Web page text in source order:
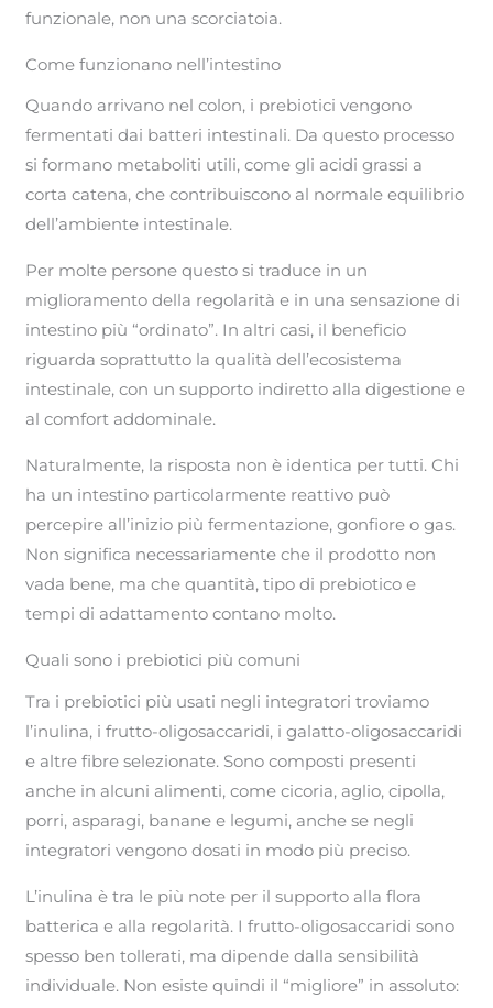
funzionale, non una scorciatoia.
Come funzionano nell’intestino
Quando arrivano nel colon, i prebiotici vengono
fermentati dai batteri intestinali. Da questo processo
si formano metaboliti utili, come gli acidi grassi a
corta catena, che contribuiscono al normale equilibrio
dell’ambiente intestinale.
Per molte persone questo si traduce in un
miglioramento della regolarità e in una sensazione di
intestino più “ordinato”. In altri casi, il beneficio
riguarda soprattutto la qualità dell’ecosistema
intestinale, con un supporto indiretto alla digestione e
al comfort addominale.
Naturalmente, la risposta non è identica per tutti. Chi
ha un intestino particolarmente reattivo può
percepire all’inizio più fermentazione, gonfiore o gas.
Non significa necessariamente che il prodotto non
vada bene, ma che quantità, tipo di prebiotico e
tempi di adattamento contano molto.
Quali sono i prebiotici più comuni
Tra i prebiotici più usati negli integratori troviamo
l’inulina, i frutto-oligosaccaridi, i galatto-oligosaccaridi
e altre fibre selezionate. Sono composti presenti
anche in alcuni alimenti, come cicoria, aglio, cipolla,
porri, asparagi, banane e legumi, anche se negli
integratori vengono dosati in modo più preciso.
L’inulina è tra le più note per il supporto alla flora
batterica e alla regolarità. I frutto-oligosaccaridi sono
spesso ben tollerati, ma dipende dalla sensibilità
individuale. Non esiste quindi il “migliore” in assoluto: